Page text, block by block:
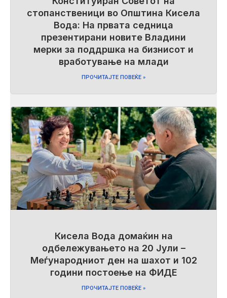
стопанственици во Општина Кисела
Вода: На првата седница
презентирани новите Владини
мерки за поддршка на бизнисот и
вработување на млади
ПРОЧИТАЈТЕ ПОВЕЌЕ »
Кисела Вода домаќин на
одбележувањето на 20 Јули –
Меѓународниот ден на шахот и 102
години постоење на ФИДЕ
ПРОЧИТАЈТЕ ПОВЕЌЕ »